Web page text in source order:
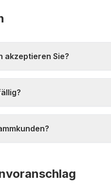
akzeptieren Sie?